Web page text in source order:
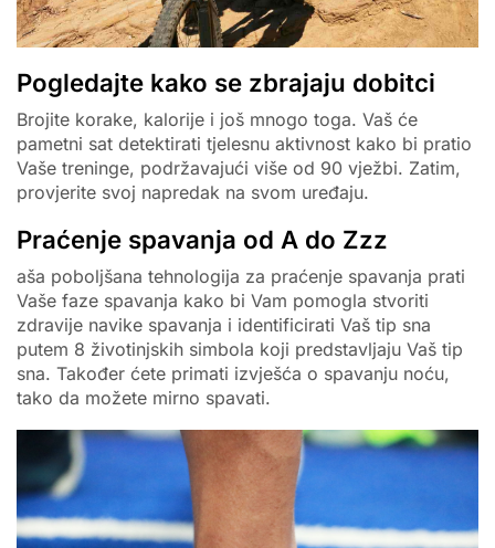
Pogledajte kako se zbrajaju dobitci
Brojite korake, kalorije i još mnogo toga. Vaš će
pametni sat detektirati tjelesnu aktivnost kako bi pratio
Vaše treninge, podržavajući više od 90 vježbi. Zatim,
provjerite svoj napredak na svom uređaju.
Praćenje spavanja od A do Zzz
aša poboljšana tehnologija za praćenje spavanja prati
Vaše faze spavanja kako bi Vam pomogla stvoriti
zdravije navike spavanja i identificirati Vaš tip sna
putem 8 životinjskih simbola koji predstavljaju Vaš tip
sna. Također ćete primati izvješća o spavanju noću,
tako da možete mirno spavati.